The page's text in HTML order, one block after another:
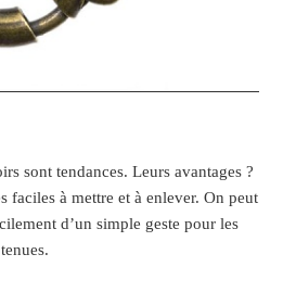
sont tendances. Leurs avantages ?
faciles à mettre et à enlever. On peut
d’un simple geste pour les